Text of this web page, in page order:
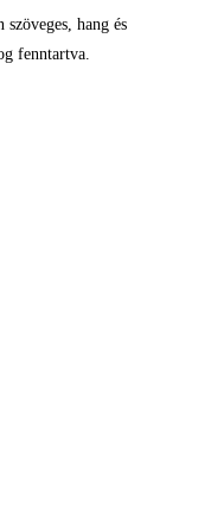
hang és
fenntartva.